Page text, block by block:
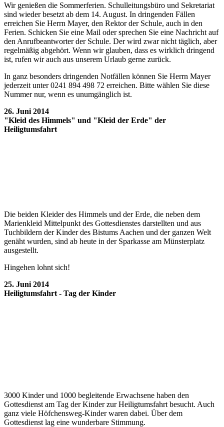
Wir genießen die Sommerferien. Schulleitungsbüro und Sekretariat
sind wieder besetzt ab dem 14. August. In dringenden Fällen
erreichen Sie Herrn Mayer, den Rektor der Schule, auch in den
Ferien. Schicken Sie eine Mail oder sprechen Sie eine Nachricht auf
den Anrufbeantworter der Schule. Der wird zwar nicht täglich, aber
regelmäßig abgehört. Wenn wir glauben, dass es wirklich dringend
ist, rufen wir auch aus unserem Urlaub gerne zurück.
In ganz besonders dringenden Notfällen können Sie Herrn Mayer
jederzeit unter 0241 894 498 72 erreichen. Bitte wählen Sie diese
Nummer nur, wenn es unumgänglich ist.
26. Juni 2014
"Kleid des Himmels" und "Kleid der Erde" der
Heiligtumsfahrt
Die beiden Kleider des Himmels und der Erde, die neben dem
Marienkleid Mittelpunkt des Gottesdienstes darstellten und aus
Tuchbildern der Kinder des Bistums Aachen und der ganzen Welt
genäht wurden, sind ab heute in der Sparkasse am Münsterplatz
ausgestellt.
Hingehen lohnt sich!
25. Juni 2014
Heiligtumsfahrt - Tag der Kinder
3000 Kinder und 1000 begleitende Erwachsene haben den
Gottesdienst am Tag der Kinder zur Heiligtumsfahrt besucht. Auch
ganz viele Höfchensweg-Kinder waren dabei. Über dem
Gottesdienst lag eine wunderbare Stimmung.